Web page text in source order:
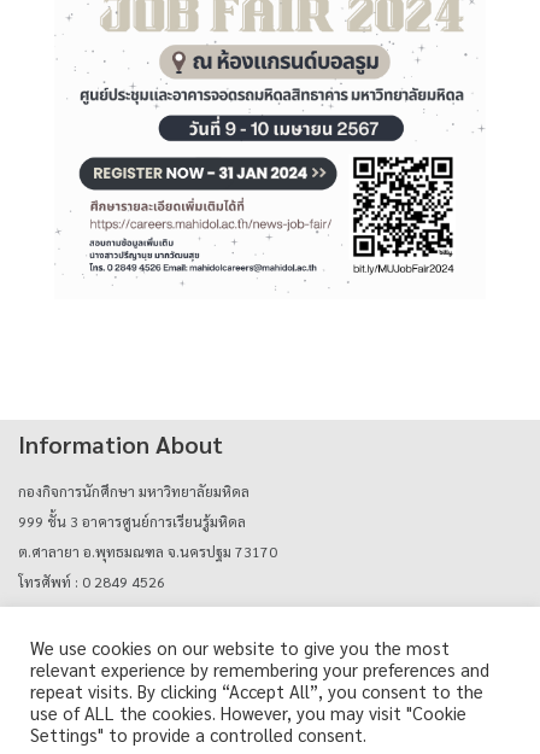
Information About
กองกิจการนักศึกษา มหาวิทยาลัยมหิดล
999 ชั้น 3 อาคารศูนย์การเรียนรู้มหิดล
ต.ศาลายา อ.พุทธมณฑล จ.นครปฐม 73170
โทรศัพท์ : 0 2849 4526
E-mail : mahidolcareers@mahidol.ac.th
Login with mu_authen
We use cookies on our website to give you the most
relevant experience by remembering your preferences and
repeat visits. By clicking “Accept All”, you consent to the
use of ALL the cookies. However, you may visit "Cookie
Settings" to provide a controlled consent.